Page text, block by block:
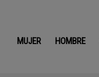
MUJER HOMBRE